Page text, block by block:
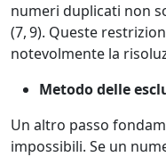
numeri duplicati non
(7, 9). Queste
notevolmente la
Metodo delle
Un altro passo
impossibili. Se un